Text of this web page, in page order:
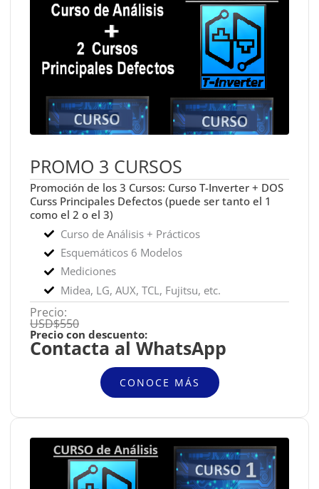
PROMO 3 CURSOS
Promoción de los 3 Cursos: Curso T-Inverter + DOS
Curss Principales Defectos (puede ser tanto el 1
como el 2 o el 3)
Curso de Análisis + Prácticos
Esquemáticos 6 Modelos
Mediciones
Midea, LG, AUX, TCL, Fujitsu, etc.
Precio:
USD$550
Precio con descuento:
Contacta al WhatsApp
CONOCE MÁS